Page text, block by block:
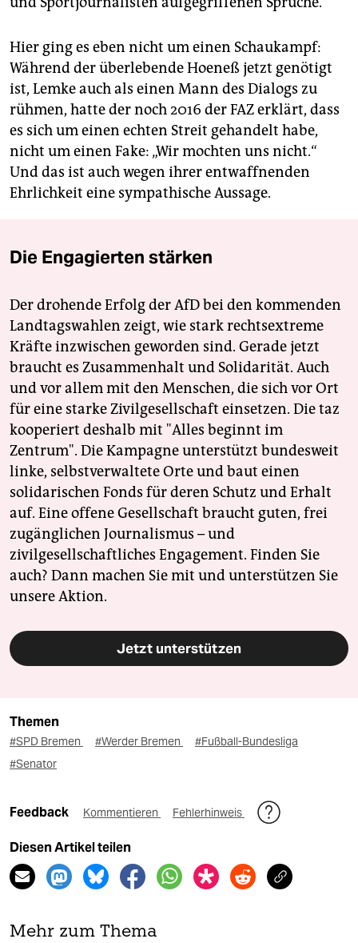
Hier ging es eben nicht um einen Schaukampf:
Während der überlebende Hoeneß jetzt genötigt
ist, Lemke auch als einen Mann des Dialogs zu
rühmen, hatte der noch 2016 der FAZ erklärt, dass
es sich um einen echten Streit gehandelt habe,
nicht um einen Fake: „Wir mochten uns nicht.“
Und das ist auch wegen ihrer entwaffnenden
Ehrlichkeit eine sympathische Aussage.
Die Engagierten stärken
Der drohende Erfolg der AfD bei den kommenden
Landtagswahlen zeigt, wie stark rechtsextreme
Kräfte inzwischen geworden sind. Gerade jetzt
braucht es Zusammenhalt und Solidarität. Auch
und vor allem mit den Menschen, die sich vor Ort
für eine starke Zivilgesellschaft einsetzen. Die taz
kooperiert deshalb mit "Alles beginnt im
Zentrum". Die Kampagne unterstützt bundesweit
linke, selbstverwaltete Orte und baut einen
solidarischen Fonds für deren Schutz und Erhalt
auf. Eine offene Gesellschaft braucht guten, frei
zugänglichen Journalismus – und
zivilgesellschaftliches Engagement. Finden Sie
auch? Dann machen Sie mit und unterstützen Sie
unsere Aktion.
Jetzt unterstützen
Themen
#SPD Bremen #Werder Bremen
#Fußball-Bundesliga
#Senator
Feedback Kommentieren Fehlerhinweis
Diesen Artikel teilen
Mehr zum Thema